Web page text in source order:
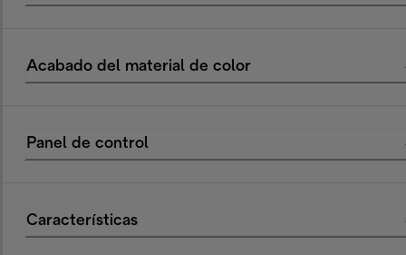
Acabado del material de color
Panel de control
Características